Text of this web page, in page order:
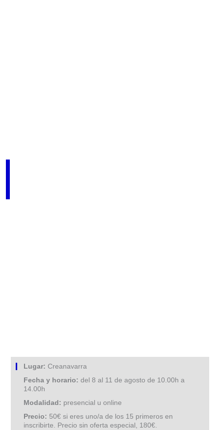
Lugar:Creanavarra
Fecha y horario:del 8 al 11 de agosto de 10.00h a
14.00h
Modalidad: presencial u online
Precio: 50€ si eres uno/a de los 15 primeros en
inscribirte. Precio sin oferta especial, 180€.